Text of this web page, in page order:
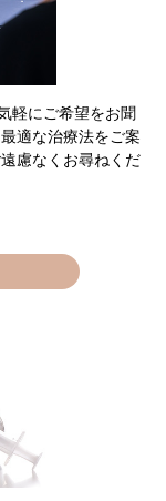
軽にご希望をお聞
適な治療法をご案
慮なくお尋ねくだ